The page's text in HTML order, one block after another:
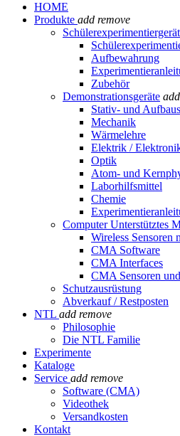
HOME
Produkte add remove
Aufbewahrung
Zubehör
Demonstrationsgeräte add
Stativ- und
Mechanik
Wärmelehre
Elektrik /
Optik
Atom- und
Laborhilfsmittel
Chemie
Computer Unterstütztes
Wireless Sensoren
CMA Software
CMA Interfaces
CMA Sensoren
Schutzausrüstung
Abverkauf / Restposten
NTL add remove
Philosophie
Die NTL Familie
Experimente
Kataloge
Service add remove
Software (CMA)
Videothek
Versandkosten
Kontakt